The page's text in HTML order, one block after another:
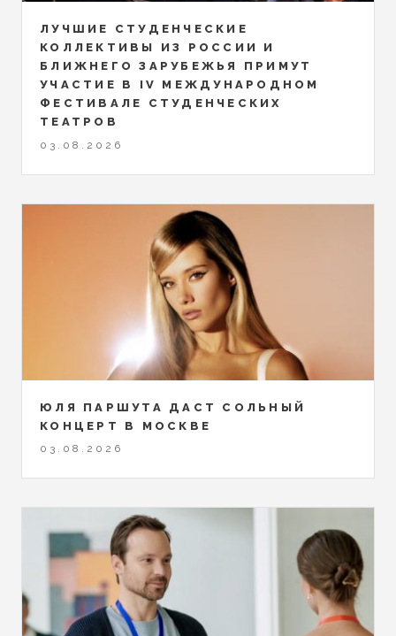
ЛУЧШИЕ СТУДЕНЧЕСКИЕ
КОЛЛЕКТИВЫ ИЗ РОССИИ И
БЛИЖНЕГО ЗАРУБЕЖЬЯ ПРИМУТ
УЧАСТИЕ В IV МЕЖДУНАРОДНОМ
ФЕСТИВАЛЕ СТУДЕНЧЕСКИХ
ТЕАТРОВ
03.08.2026
ЮЛЯ ПАРШУТА ДАСТ СОЛЬНЫЙ
КОНЦЕРТ В МОСКВЕ
03.08.2026